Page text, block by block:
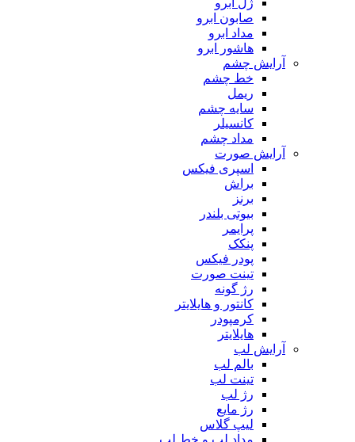
ژل ابرو
صابون ابرو
مداد ابرو
هاشور ابرو
آرایش چشم
خط چشم
ریمل
سایه چشم
کانسیلر
مداد چشم
آرایش صورت
اسپری فیکس
براش
برنز
بیوتی بلندر
پرایمر
پنکک
پودر فیکس
تینت صورت
رژ گونه
کانتور و هایلایتر
کرمپودر
هایلایتر
آرایش لب
بالم لب
تینت لب
رژ لب
رژ مایع
لیپ گلاس